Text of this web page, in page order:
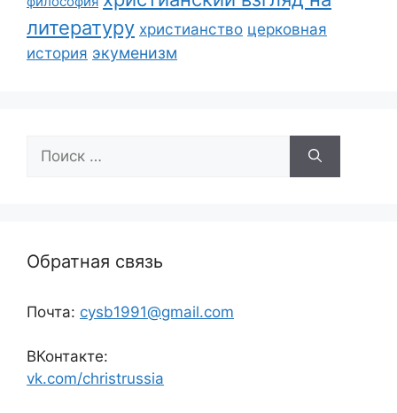
литературу христианство церковная
история экуменизм
Обратная связь
Почта: cysb1991@gmail.com
ВКонтакте:
vk.com/christrussia